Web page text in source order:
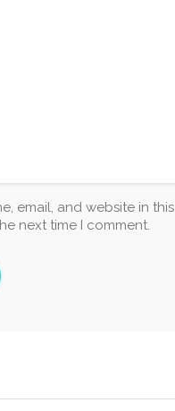
email, and website in this
next time I comment.